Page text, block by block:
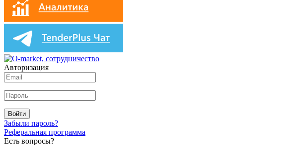
Авторизация
Войти
Забыли пароль?
Реферальная программа
Есть вопросы?